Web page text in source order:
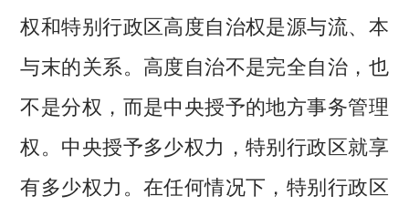
权和特别行政区高度自治权是源与流、本
与末的关系。高度自治不是完全自治，也
不是分权，而是中央授予的地方事务管理
权。中央授予多少权力，特别行政区就享
有多少权力。在任何情况下，特别行政区